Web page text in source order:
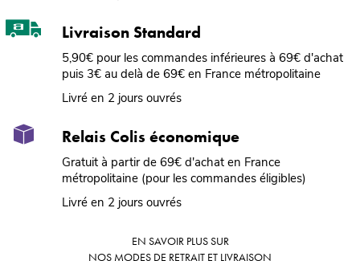
Livraison Standard
5,90€ pour les commandes inférieures à 69€ d'achat
puis 3€ au delà de 69€ en France métropolitaine
Livré en 2 jours ouvrés
Relais Colis économique
Gratuit à partir de 69€ d'achat en France
métropolitaine (pour les commandes éligibles)
Livré en 2 jours ouvrés
EN SAVOIR PLUS SUR
NOS MODES DE RETRAIT ET LIVRAISON